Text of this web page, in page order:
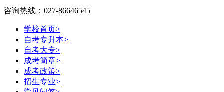
咨询热线：027-86646545
学校首页>
自考专升本>
自考大专>
成考简章>
成考政策>
招生专业>